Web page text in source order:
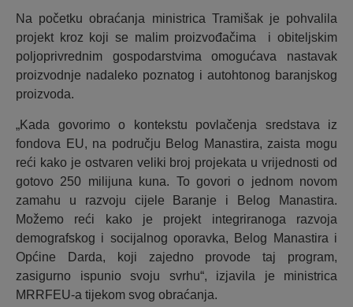
Na početku obraćanja ministrica Tramišak je pohvalila
projekt kroz koji se malim proizvođačima i obiteljskim
poljoprivrednim gospodarstvima omogućava nastavak
proizvodnje nadaleko poznatog i autohtonog baranjskog
proizvoda.
„Kada govorimo o kontekstu povlačenja sredstava iz
fondova EU, na području Belog Manastira, zaista mogu
reći kako je ostvaren veliki broj projekata u vrijednosti od
gotovo 250 milijuna kuna. To govori o jednom novom
zamahu u razvoju cijele Baranje i Belog Manastira.
Možemo reći kako je projekt integriranoga razvoja
demografskog i socijalnog oporavka, Belog Manastira i
Općine Darda, koji zajedno provode taj program,
zasigurno ispunio svoju svrhu“, izjavila je ministrica
MRRFEU-a tijekom svog obraćanja.